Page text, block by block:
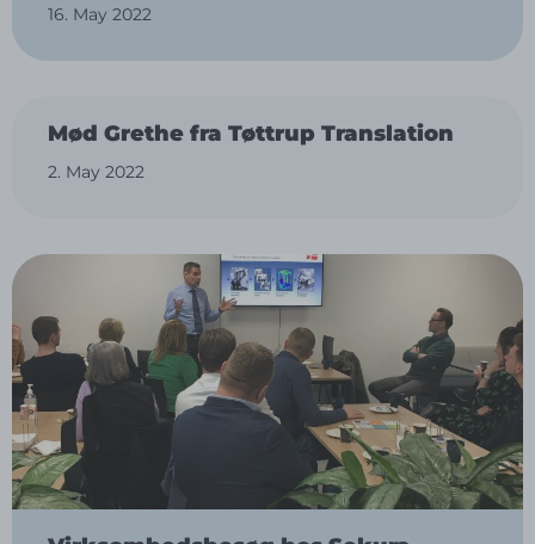
16. May 2022
Mød Grethe fra Tøttrup Translation
2. May 2022